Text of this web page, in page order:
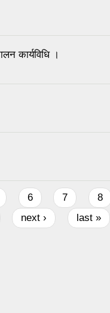
कार्यविधि ।
6 7 8
next › last »